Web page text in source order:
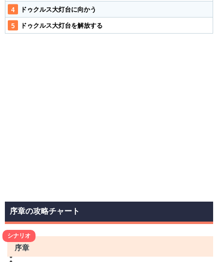
ドゥクルス大灯台に向かう
ドゥクルス大灯台を解放する
序章の攻略チャート
序章
シナリオ